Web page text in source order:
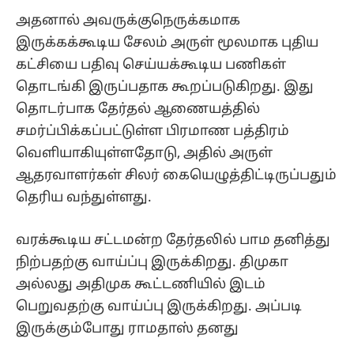
அதனால் அவருக்குநெருக்கமாக
இருக்கக்கூடிய சேலம் அருள் மூலமாக புதிய
கட்சியை பதிவு செய்யக்கூடிய பணிகள்
தொடங்கி இருப்பதாக கூறப்படுகிறது. இது
தொடர்பாக தேர்தல் ஆணையத்தில்
சமர்ப்பிக்கப்பட்டுள்ள பிரமாண பத்திரம்
வெளியாகியுள்ளதோடு, அதில் அருள்
ஆதரவாளர்கள் சிலர் கையெழுத்திட்டிருப்பதும்
தெரிய வந்துள்ளது.
வரக்கூடிய சட்டமன்ற தேர்தலில் பாம தனித்து
நிற்பதற்கு வாய்ப்பு இருக்கிறது. திமுகா
அல்லது அதிமுக கூட்டணியில் இடம்
பெறுவதற்கு வாய்ப்பு இருக்கிறது. அப்படி
இருக்கும்போது ராமதாஸ் தனது